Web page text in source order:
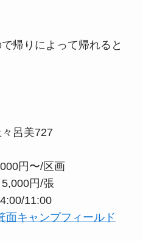
帰りによって帰れると
呂美727
円〜/区画
円/張
11:00
面キャンプフィールド